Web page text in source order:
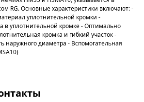
RG. Основные характеристики включают: -
уплотнительной кромки -
в уплотнительной кромке - Оптимально
кромка и гибкий участок -
наружного диаметра - Вспомогательная